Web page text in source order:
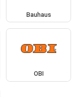
Bauhaus
OBI